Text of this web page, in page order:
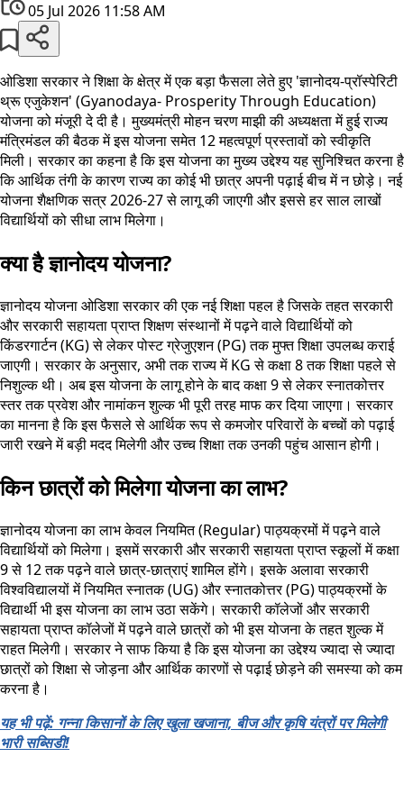
05 Jul 2026 11:58 AM
ओडिशा सरकार ने शिक्षा के क्षेत्र में एक बड़ा फैसला लेते हुए 'ज्ञानोदय-प्रॉस्पेरिटी
थ्रू एजुकेशन' (Gyanodaya- Prosperity Through Education)
योजना को मंजूरी दे दी है। मुख्यमंत्री मोहन चरण माझी की अध्यक्षता में हुई राज्य
मंत्रिमंडल की बैठक में इस योजना समेत 12 महत्वपूर्ण प्रस्तावों को स्वीकृति
मिली। सरकार का कहना है कि इस योजना का मुख्य उद्देश्य यह सुनिश्चित करना है
कि आर्थिक तंगी के कारण राज्य का कोई भी छात्र अपनी पढ़ाई बीच में न छोड़े। नई
योजना शैक्षणिक सत्र 2026-27 से लागू की जाएगी और इससे हर साल लाखों
विद्यार्थियों को सीधा लाभ मिलेगा।
क्या है ज्ञानोदय योजना?
ज्ञानोदय योजना ओडिशा सरकार की एक नई शिक्षा पहल है जिसके तहत सरकारी
और सरकारी सहायता प्राप्त शिक्षण संस्थानों में पढ़ने वाले विद्यार्थियों को
किंडरगार्टन (KG) से लेकर पोस्ट ग्रेजुएशन (PG) तक मुफ्त शिक्षा उपलब्ध कराई
जाएगी। सरकार के अनुसार, अभी तक राज्य में KG से कक्षा 8 तक शिक्षा पहले से
निशुल्क थी। अब इस योजना के लागू होने के बाद कक्षा 9 से लेकर स्नातकोत्तर
स्तर तक प्रवेश और नामांकन शुल्क भी पूरी तरह माफ कर दिया जाएगा। सरकार
का मानना है कि इस फैसले से आर्थिक रूप से कमजोर परिवारों के बच्चों को पढ़ाई
जारी रखने में बड़ी मदद मिलेगी और उच्च शिक्षा तक उनकी पहुंच आसान होगी।
किन छात्रों को मिलेगा योजना का लाभ?
ज्ञानोदय योजना का लाभ केवल नियमित (Regular) पाठ्यक्रमों में पढ़ने वाले
विद्यार्थियों को मिलेगा। इसमें सरकारी और सरकारी सहायता प्राप्त स्कूलों में कक्षा
9 से 12 तक पढ़ने वाले छात्र-छात्राएं शामिल होंगे। इसके अलावा सरकारी
विश्वविद्यालयों में नियमित स्नातक (UG) और स्नातकोत्तर (PG) पाठ्यक्रमों के
विद्यार्थी भी इस योजना का लाभ उठा सकेंगे। सरकारी कॉलेजों और सरकारी
सहायता प्राप्त कॉलेजों में पढ़ने वाले छात्रों को भी इस योजना के तहत शुल्क में
राहत मिलेगी। सरकार ने साफ किया है कि इस योजना का उद्देश्य ज्यादा से ज्यादा
छात्रों को शिक्षा से जोड़ना और आर्थिक कारणों से पढ़ाई छोड़ने की समस्या को कम
करना है।
यह भी पढ़ें: गन्ना किसानों के लिए खुला खजाना, बीज और कृषि यंत्रों पर मिलेगी
भारी सब्सिडी!